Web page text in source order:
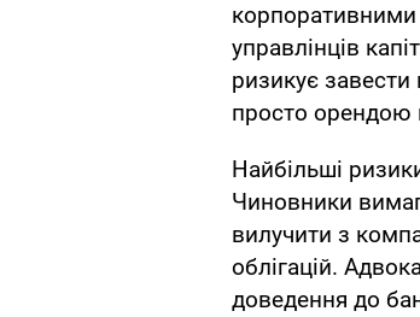
управлінців
ризикує завести
просто орендою
Найбільші
Чиновники
вилучити з
облігацій.
доведення до